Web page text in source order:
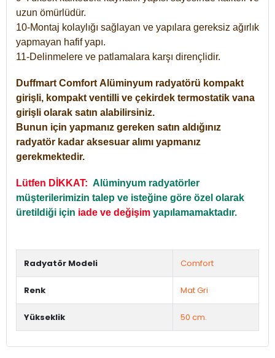
uzun ömürlüdür.
10-Montaj kolaylığı sağlayan ve yapılara gereksiz ağırlık
yapmayan hafif yapı.
11-Delinmelere ve patlamalara karşı dirençlidir.
Duffmart Comfort Alüminyum radyatörü kompakt
girişli, kompakt ventilli ve çekirdek termostatik vana
girişli olarak satın alabilirsiniz.
Bunun için yapmanız gereken satın aldığınız
radyatör kadar aksesuar alımı yapmanız
gerekmektedir.
Lütfen DİKKAT: Alüminyum radyatörler
müşterilerimizin talep ve isteğine göre özel olarak
üretildiği için iade ve değişim yapılamamaktadır.
Radyatör Modeli Comfort
Renk Mat Gri
Yükseklik 50 cm.